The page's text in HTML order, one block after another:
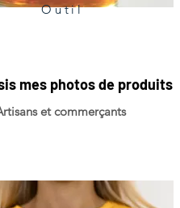
Outil
mes photos de produits
et commerçants